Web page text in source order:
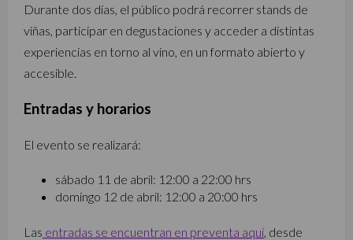
Durante dos días, el público podrá recorrer stands de
viñas, participar en degustaciones y acceder a distintas
experiencias en torno al vino, en un formato abierto y
accesible.
Entradas y horarios
El evento se realizará:
sábado 11 de abril: 12:00 a 22:00 hrs
domingo 12 de abril: 12:00 a 20:00 hrs
Las entradas se encuentran en preventa aquí , desde